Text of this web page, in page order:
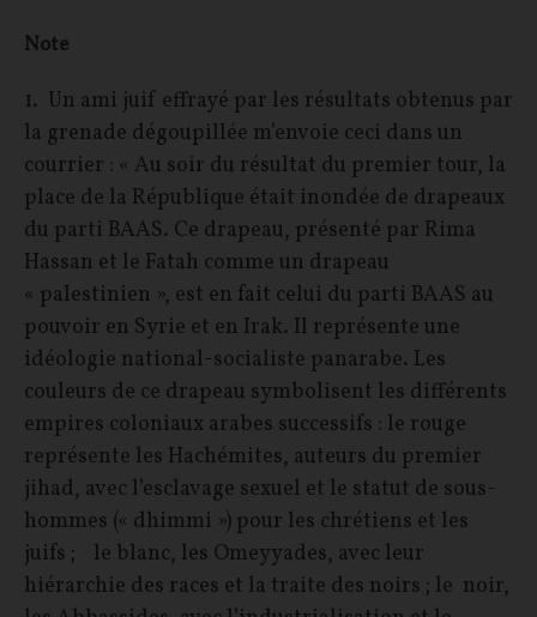
Note
1. Un ami juif effrayé par les résultats obtenus par
la grenade dégoupillée m’envoie ceci dans un
courrier : « Au soir du résultat du premier tour, la
place de la République était inondée de drapeaux
du parti BAAS. Ce drapeau, présenté par Rima
Hassan et le Fatah comme un drapeau
« palestinien », est en fait celui du parti BAAS au
pouvoir en Syrie et en Irak. Il représente une
idéologie national-socialiste panarabe. Les
couleurs de ce drapeau symbolisent les différents
empires coloniaux arabes successifs : le rouge
représente les Hachémites, auteurs du premier
jihad, avec l’esclavage sexuel et le statut de sous-
hommes (« dhimmi ») pour les chrétiens et les
juifs ; le blanc, les Omeyyades, avec leur
hiérarchie des races et la traite des noirs ; le noir,